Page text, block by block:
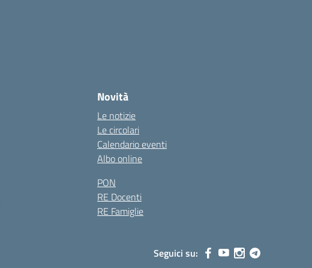
Novità
Le notizie
Le circolari
Calendario eventi
Albo online
PON
RE Docenti
RE Famiglie
Seguici su: